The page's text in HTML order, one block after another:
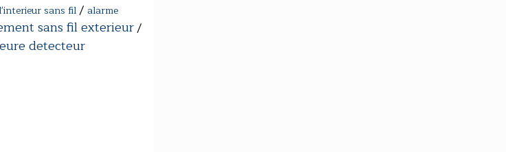
sans fil/ alarme
sans fil exterieur/
detecteur